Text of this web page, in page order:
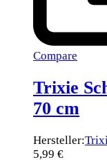
Compare
Trixie
70 cm
Hersteller:
5,99 €